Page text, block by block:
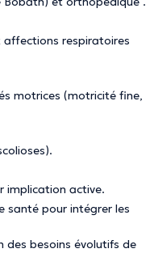
affections respiratoires
motrices (motricité fine,
implication active.
santé pour intégrer les
des besoins évolutifs de